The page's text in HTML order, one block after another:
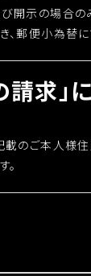
開示の場合の
、郵便小為替
請求」
載のご本人様
。